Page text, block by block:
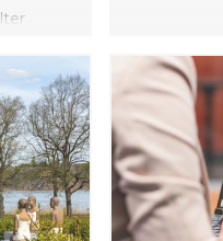
neuvoa-
ICOMOS
hakemus
päättää